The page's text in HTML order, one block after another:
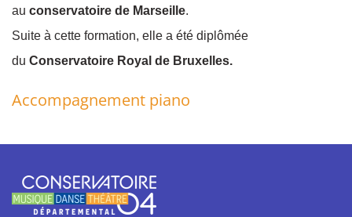
au conservatoire de Marseille.
Suite à cette formation, elle a été diplômée
du Conservatoire Royal de Bruxelles.
Accompagnement piano